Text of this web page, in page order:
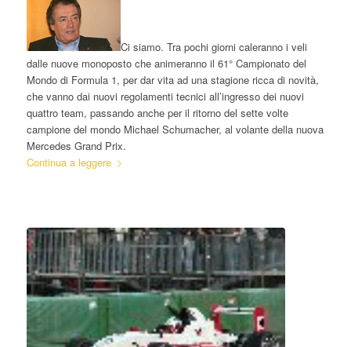
Ci siamo. Tra pochi giorni caleranno i veli
dalle nuove monoposto che animeranno il 61° Campionato del
Mondo di Formula 1, per dar vita ad una stagione ricca di novità,
che vanno dai nuovi regolamenti tecnici all’ingresso dei nuovi
quattro team, passando anche per il ritorno del sette volte
campione del mondo Michael Schumacher, al volante della nuova
Mercedes Grand Prix.
Continua a leggere